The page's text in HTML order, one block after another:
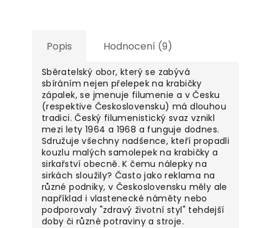
Popis Hodnocení (9)
Sběratelský obor, který se zabývá
sbíráním nejen přelepek na krabičky
zápalek, se jmenuje filumenie a v Česku
(respektive Československu) má dlouhou
tradici. Český filumenistický svaz vznikl
mezi lety 1964 a 1968 a funguje dodnes.
Sdružuje všechny nadšence, kteří propadli
kouzlu malých samolepek na krabičky a
sirkařství obecně. K čemu nálepky na
sirkách sloužily? Často jako reklama na
různé podniky, v Československu měly ale
například i vlastenecké náměty nebo
podporovaly "zdravý životní styl" tehdejší
doby či různé potraviny a stroje.